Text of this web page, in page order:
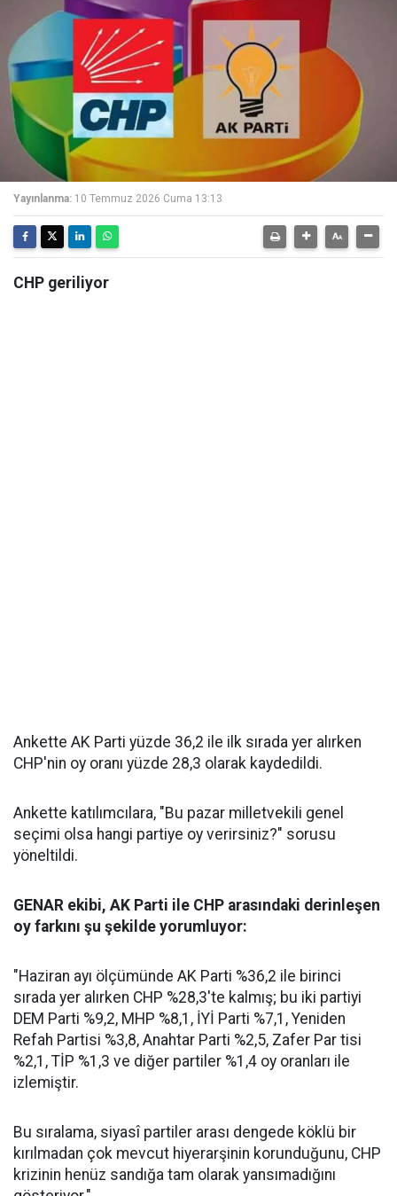
Yayınlanma: 10 Temmuz 2026 Cuma 13:13
CHP geriliyor
Ankette AK Parti yüzde 36,2 ile ilk sırada yer alırken
CHP'nin oy oranı yüzde 28,3 olarak kaydedildi.
Ankette katılımcılara, "Bu pazar milletvekili genel
seçimi olsa hangi partiye oy verirsiniz?" sorusu
yöneltildi.
GENAR ekibi, AK Parti ile CHP arasındaki derinleşen
oy farkını şu şekilde yorumluyor:
"Haziran ayı ölçümünde AK Parti %36,2 ile birinci
sırada yer alırken CHP %28,3'te kalmış; bu iki partiyi
DEM Parti %9,2, MHP %8,1, İYİ Parti %7,1, Yeniden
Refah Partisi %3,8, Anahtar Parti %2,5, Zafer Par tisi
%2,1, TİP %1,3 ve diğer partiler %1,4 oy oranları ile
izlemiştir.
Bu sıralama, siyasî partiler arası dengede köklü bir
kırılmadan çok mevcut hiyerarşinin korunduğunu, CHP
krizinin henüz sandığa tam olarak yansımadığını